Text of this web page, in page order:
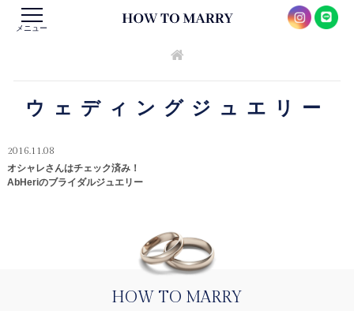
メニュー
ウェディングジュエリー
2016.11.08
オシャレさんはチェック済み！
AbHeriのブライダルジュエリー
HOW TO MARRY